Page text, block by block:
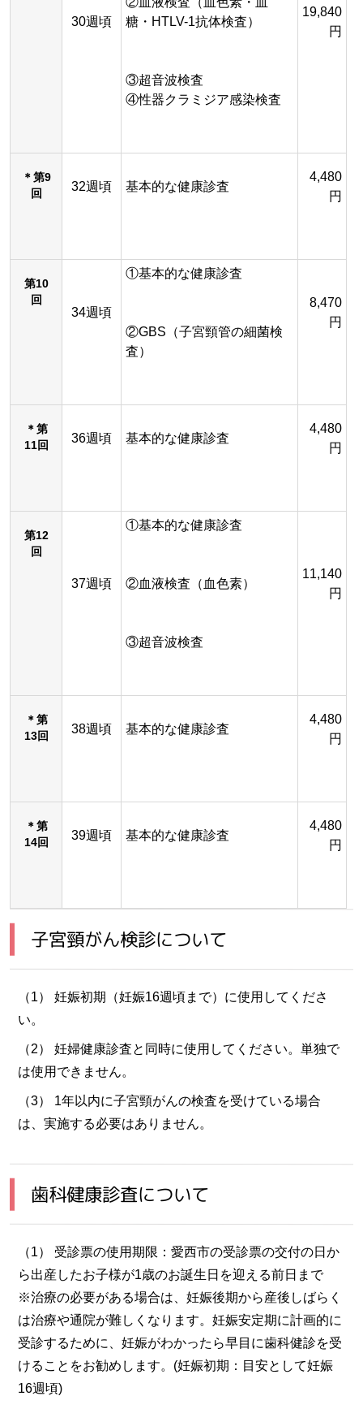
30週頃
糖・HTLV-1抗体検査）
③超音波検査
④性器クラミジア感染検査
19,840
円
＊第9
回
32週頃 基本的な健康診査
4,480
円
第10
回
34週頃
①基本的な健康診査
②GBS（子宮頸管の細菌検
査）
8,470
円
＊第
11回
36週頃 基本的な健康診査
4,480
円
第12
回
37週頃
①基本的な健康診査
②血液検査（血色素）
③超音波検査
11,140
円
＊第
13回
38週頃 基本的な健康診査
4,480
円
＊第
14回
39週頃 基本的な健康診査
4,480
円
子宮頸がん検診について
（1） 妊娠初期（妊娠16週頃まで）に使用してくださ
い。
（2） 妊婦健康診査と同時に使用してください。単独で
は使用できません。
（3） 1年以内に子宮頸がんの検査を受けている場合
は、実施する必要はありません。
歯科健康診査について
（1） 受診票の使用期限：愛西市の受診票の交付の日か
ら出産したお子様が1歳のお誕生日を迎える前日まで
※治療の必要がある場合は、妊娠後期から産後しばらく
は治療や通院が難しくなります。妊娠安定期に計画的に
受診するために、妊娠がわかったら早目に歯科健診を受
けることをお勧めします。(妊娠初期：目安として妊娠
16週頃)